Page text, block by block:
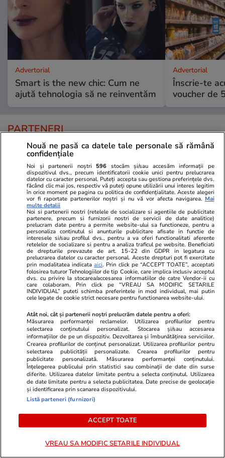
Advertorial
Smart is the new chic: Cum ne
ajută tehnologia să ne reinventăm
Advertorial
Înscrie-te
voucher de
PARTENERI
Wowbiz.ro
Durere fără margini după
moartea Raisei, fetița de 9 ani
ucisă în accidentul de la Cluj.
„Te iubim…”
Redactia.ro
În
destinul
întorsătură
POLITIC
Politică 04 aug.
România riscă să piardă
după un vot în Senat. De ce
sunt contestate modificările la
legea decarbonizării
Nouă ne pasă ca datele tale personale să rămână
confidențiale
Noi și partenerii noștri 596 stocăm și/sau accesăm informații pe
dispozitivul dvs., precum identificatorii cookie unici pentru prelucrarea
datelor cu caracter personal. Puteți accepta sau gestiona preferințele dvs.
făcând clic mai jos, respectiv vă puteți opune utilizării unui interes legitim
în orice moment pe pagina cu politica de confidențialitate. Aceste alegeri
vor fi raportate partenerilor noștri și nu vă vor afecta navigarea. Mai
multe detalii
Noi si partenerii nostri (retelele de socializare si agentiile de publicitate
partenere, precum si furnizorii nostri de servicii de date analitice)
prelucram date pentru a permite website-ului sa functioneze, pentru a
personaliza continutul si anunturile publicitare afisate in functie de
interesele si/sau profilul dvs., pentru a va oferi functionalitati aferente
retelelor de socializare si pentru a analiza traficul pe website. Beneficiati
de drepturile prevazute de art. 15-22 din GDPR in legatura cu
prelucrarea datelor cu caracter personal. Aceste drepturi pot fi exercitate
prin modalitatea indicataaici. Prin click pe “ACCEPT TOATE”, acceptati
folosirea tuturor Tehnologiilor de tip Cookie, care implica inclusiv acceptul
dvs. cu privire la stocarea/accesarea informatiilor de catre Vendor-ii cu
care colaboram. Prin click pe “VREAU SA MODIFIC SETARILE
INDIVIDUAL” puteti schimba preferintele in mod individual, mai putin
cele legate de cookie strict necesare pentru functionarea website-ului.
Atât noi, cât și partenerii noștri prelucrăm datele pentru a oferi:
Măsurarea performanței reclamelor. Utilizarea profilurilor pentru
selectarea conținutului personalizat. Stocarea și/sau accesarea
informațiilor de pe un dispozitiv. Dezvoltarea și îmbunătățirea serviciilor.
Crearea profilurilor de conținut personalizat. Utilizarea profilurilor pentru
selectarea publicității personalizate. Crearea profilurilor pentru
publicitate personalizată. Măsurarea performanței conținutului.
Înțelegerea publicului prin statistici sau combinații de date din surse
diferite. Utilizarea datelor limitate pentru a selecta conținutul. Utilizarea
de date limitate pentru a selecta publicitatea. Date precise de geolocație
și identificarea prin scanarea dispozitivului.
Listă parteneri (furnizori)
ACCEPT TOATE
VREAU SA MODIFIC SETARILE INDIVIDUAL